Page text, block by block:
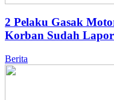
2 Pelaku Gasak
Korban Sudah
Berita